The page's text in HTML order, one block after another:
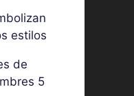
estilos
de
5